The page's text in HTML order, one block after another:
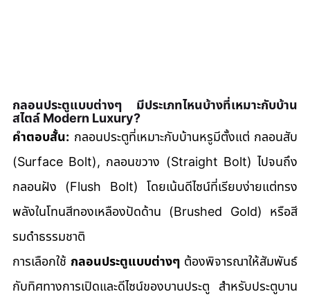
กลอนประตูแบบต่างๆ มีประเภทไหนบ้างที่เหมาะกับบ้าน
สไตล์ Modern Luxury?
คำตอบสั้น: กลอนประตูที่เหมาะกับบ้านหรูมีตั้งแต่ กลอนสับ
(Surface Bolt), กลอนขวาง (Straight Bolt) ไปจนถึง
กลอนฝัง (Flush Bolt) โดยเน้นดีไซน์ที่เรียบง่ายแต่ทรง
พลังในโทนสีทองเหลืองปัดด้าน (Brushed Gold) หรือสี
รมดำธรรมชาติ
การเลือกใช้ กลอนประตูแบบต่างๆ ต้องพิจารณาให้สัมพันธ์
กับทิศทางการเปิดและดีไซน์ของบานประตู สำหรับประตูบาน